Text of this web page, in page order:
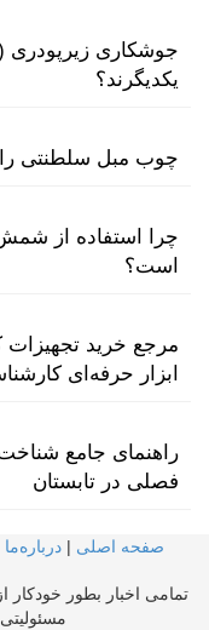
یکدیگرند؟
چوب مبل سلطنتی را
چرا استفاده از شمش
است؟
مرجع خرید تجهیزات
ابزار حرفه‌ای
راهنمای جامع
فصلی در تابستان
صفحه اصلی | درباره‌ما
تمامی اخبار بطور